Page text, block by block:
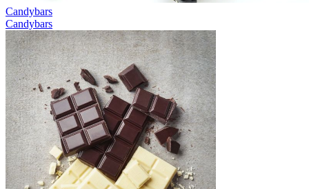
Candybars
Candybars